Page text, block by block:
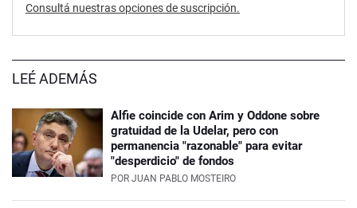
Consultá nuestras opciones de suscripción.
LEÉ ADEMÁS
Alfie coincide con Arim y Oddone sobre
gratuidad de la Udelar, pero con
permanencia "razonable" para evitar
"desperdicio" de fondos
POR JUAN PABLO MOSTEIRO